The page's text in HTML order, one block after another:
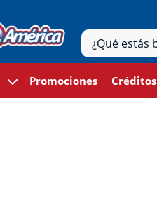
Promociones Créditos